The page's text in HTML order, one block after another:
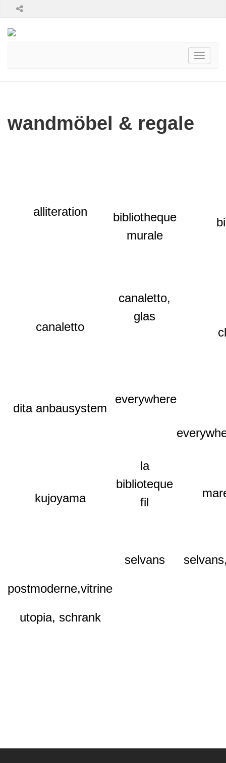
Toggle
wandmöbel & regale
alliteration
bibliotheque
murale
canaletto
canaletto,
glas
dita anbausystem
everywhere
kujoyama
la
biblioteque
fil
postmoderne,vitrine
selvans
utopia, schrank